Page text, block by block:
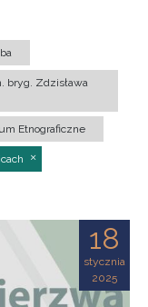
bryg. Zdzisława
Etnograficzne
18
stycznia
2025